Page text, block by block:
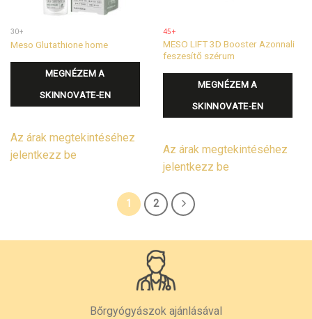
30+
Meso Glutathione home
MEGNÉZEM A
SKINNOVATE-EN
Az árak megtekintéséhez
jelentkezz be
45+
MESO LIFT 3D Booster Azonnali
feszesítő szérum
MEGNÉZEM A
SKINNOVATE-EN
Az árak megtekintéséhez
jelentkezz be
1 2
Bőrgyógyászok ajánlásával